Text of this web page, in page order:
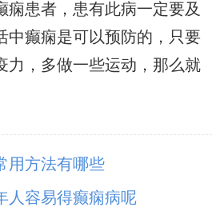
痫患者，患有此病一定要及
中癫痫是可以预防的，只要
力，多做一些运动，那么就
用方法有哪些
人容易得癫痫病呢